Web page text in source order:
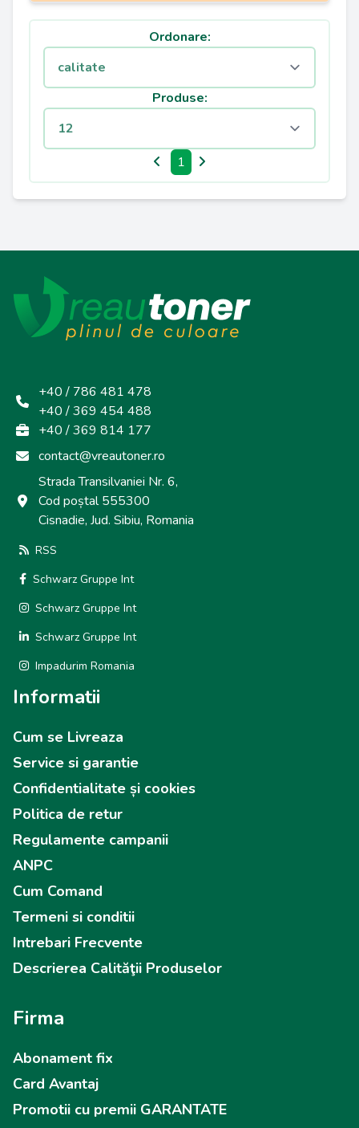
Ordonare:
Produse:
1
+40 / 786 481 478
+40 / 369 454 488
+40 / 369 814 177
contact@vreautoner.ro
Strada Transilvaniei Nr. 6,
Cod poștal 555300
Cisnadie, Jud. Sibiu, Romania
RSS
Schwarz Gruppe Int
Schwarz Gruppe Int
Schwarz Gruppe Int
Impadurim Romania
Informatii
Cum se Livreaza
Service si garantie
Confidentialitate și cookies
Politica de retur
Regulamente campanii
ANPC
Cum Comand
Termeni si conditii
Intrebari Frecvente
Descrierea Calităţii Produselor
Firma
Abonament fix
Card Avantaj
Promotii cu premii GARANTATE